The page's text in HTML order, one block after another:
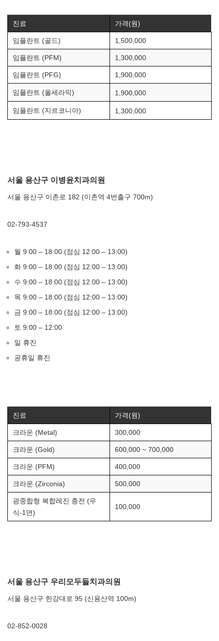
진료 가격(원)
임플란트 (골드) 1,500,000
임플란트 (PFM) 1,300,000
임플란트 (PFG) 1,900,000
임플란트 (올세라믹) 1,900,000
임플란트 (지르코니아) 1,300,000
서울 용산구 이병윤치과의원
서울 용산구 이촌로 182 (이촌역 4번출구 700m)
02-793-4537
월 9:00 – 18:00 (점심 12:00 – 13:00)
화 9:00 – 18:00 (점심 12:00 – 13:00)
수 9:00 – 18:00 (점심 12:00 – 13:00)
목 9:00 – 18:00 (점심 12:00 – 13:00)
금 9:00 – 18:00 (점심 12:00 – 13:00)
토 9:00 – 12:00
일 휴진
공휴일 휴진
진료 가격(원)
크라운 (Metal) 300,000
크라운 (Gold) 600,000 ~ 700,000
크라운 (PFM) 400,000
크라운 (Zirconia) 500,000
광중합형 복합레진 충전 (우
식-1면)
100,000
서울 용산구 우리모두들치과의원
서울 용산구 한강대로 95 (신용산역 100m)
02-852-0028